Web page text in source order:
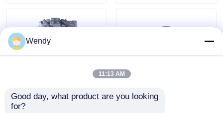
ニュース
ブログ
11C1132 リウゴン・
Wendy
11:13 AM
Good day, what product are you looking
for?